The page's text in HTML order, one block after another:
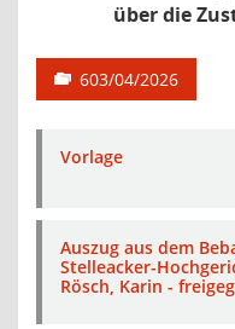
über die
603/04/2026
Vorlage
Auszug aus dem
Stelleacker-
Rösch, Karin -